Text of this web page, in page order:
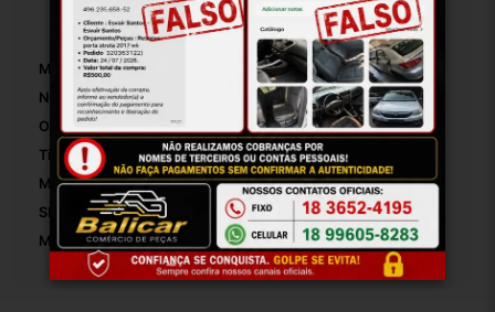
Especificações
Marca: Hyundai
Número De Peça: 27262
Origem: Brasil
Tipo De Veículo: Carro/Caminhonete
Modelo: Hb20x
SKU: 27262
Motivo De GTIN Vacío: Outro